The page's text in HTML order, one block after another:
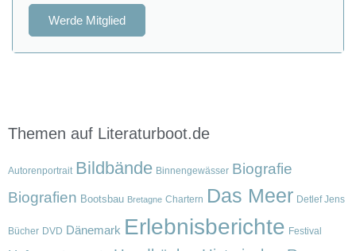
Werde Mitglied
Themen auf Literaturboot.de
Autorenportrait Bildbände Binnengewässer Biografie
Biografien Bootsbau Bretagne Chartern Das Meer Detlef Jens
Bücher DVD Dänemark Erlebnisberichte Festival